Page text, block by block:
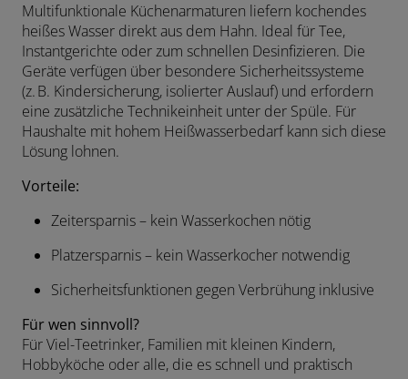
Multifunktionale Küchenarmaturen liefern kochendes
heißes Wasser direkt aus dem Hahn. Ideal für Tee,
Instantgerichte oder zum schnellen Desinfizieren. Die
Geräte verfügen über besondere Sicherheitssysteme
(z. B. Kindersicherung, isolierter Auslauf) und erfordern
eine zusätzliche Technikeinheit unter der Spüle. Für
Haushalte mit hohem Heißwasserbedarf kann sich diese
Lösung lohnen.
Vorteile:
Zeitersparnis – kein Wasserkochen nötig
Platzersparnis – kein Wasserkocher notwendig
Sicherheitsfunktionen gegen Verbrühung inklusive
Für wen sinnvoll?
Für Viel-Teetrinker, Familien mit kleinen Kindern,
Hobbyköche oder alle, die es schnell und praktisch